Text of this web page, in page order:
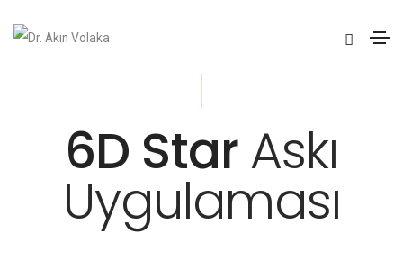
6D StarAskı
Uygulaması